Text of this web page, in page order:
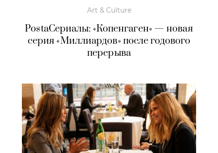
Art & Culture
PostaСериалы: «Копенгаген» — новая
серия «Миллиардов» после годового
перерыва